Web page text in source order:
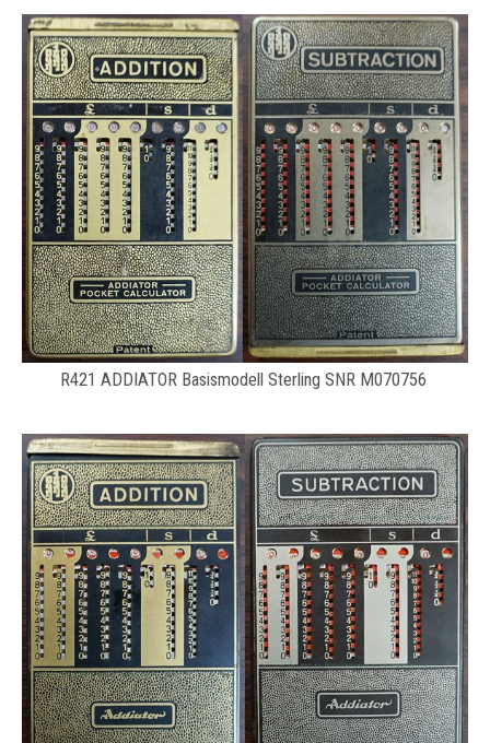
R421 ADDIATOR Basismodell Sterling SNR M070756